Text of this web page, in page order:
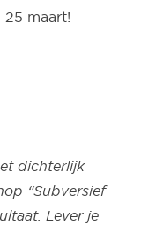
25 maart!
dichterlijk
“Subversief
Lever je